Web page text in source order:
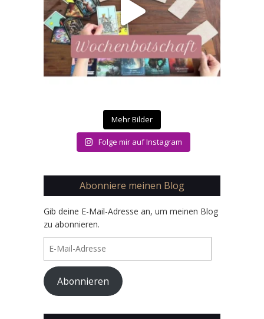
Mehr Bilder
Folge mir auf Instagram
Abonniere meinen Blog
Gib deine E-Mail-Adresse an, um meinen Blog
zu abonnieren.
Adresse
Abonnieren